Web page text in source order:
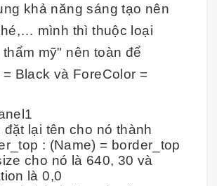
khả năng sáng tạo nên
mình thì thuộc loại
mỹ" nên toàn để
Black và ForeColor =
đặt lại tên cho nó thành
: (Name) = border_top
cho nó là 640, 30 và
là 0,0